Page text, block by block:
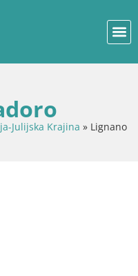
Julijska Krajina » Lignano